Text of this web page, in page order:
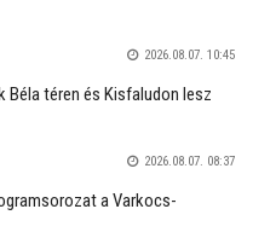
2026.08.07. 10:45
Béla téren és Kisfaludon lesz
2026.08.07. 08:37
a Varkocs-